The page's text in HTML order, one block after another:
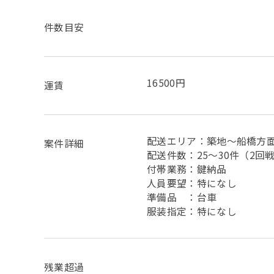
件数目安
運賃 16500円
案件詳細
配送エリア：築地〜船橋方
配送件数：25〜30件（2回戦
付帯業務：鍵納品
人員要望：特になし
準備品 ：台車
服装指定：特になし
残業超過